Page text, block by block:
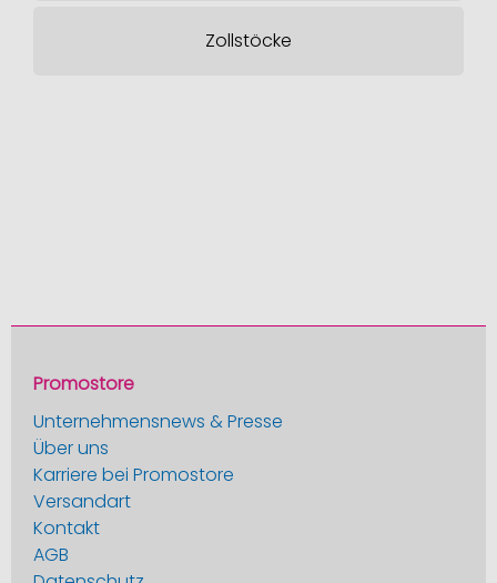
Zollstöcke
Promostore
Unternehmensnews & Presse
Über uns
Karriere bei Promostore
Versandart
Kontakt
AGB